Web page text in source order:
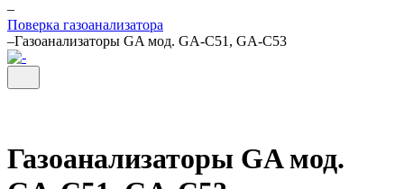
–
Поверка газоанализатора
–Газоанализаторы GA мод. GA-C51, GA-C53
Газоанализаторы GA мод.